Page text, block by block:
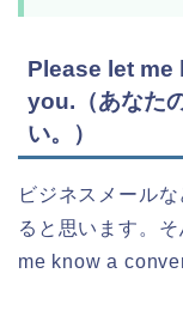
Please let
you.（あなた
い。）
ビジネスメール
ると思います。
me know a